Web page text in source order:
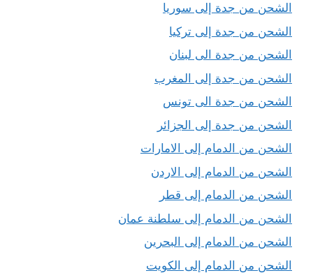
الشحن من جدة إلى سوريا
الشحن من جدة إلى تركيا
الشحن من جدة الى لبنان
الشحن من جدة إلى المغرب
الشحن من جدة الى تونس
الشحن من جدة إلى الجزائر
الشحن من الدمام إلى الامارات
الشحن من الدمام إلى الاردن
الشحن من الدمام إلى قطر
الشحن من الدمام إلى سلطنة عمان
الشحن من الدمام إلى البحرين
الشحن من الدمام إلى الكويت